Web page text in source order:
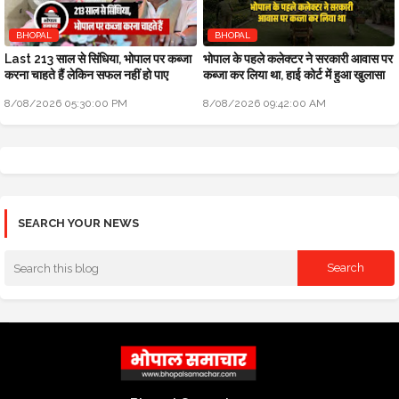
BHOPAL
Last 213 साल से सिंधिया, भोपाल पर कब्जा
करना चाहते हैं लेकिन सफल नहीं हो पाए
8/08/2026 05:30:00 PM
BHOPAL
भोपाल के पहले कलेक्टर ने सरकारी आवास पर
कब्जा कर लिया था, हाई कोर्ट में हुआ खुलासा
8/08/2026 09:42:00 AM
SEARCH YOUR NEWS